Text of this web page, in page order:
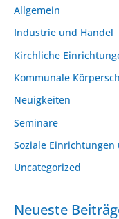
Allgemein
Industrie und Handel
Kirchliche
Kommunale
Neuigkeiten
Seminare
Soziale
Uncategorized
Neueste